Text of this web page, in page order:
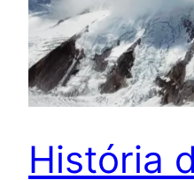
História